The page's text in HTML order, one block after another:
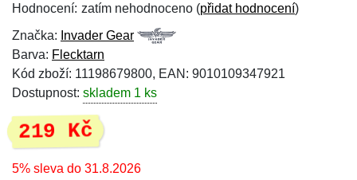
Hodnocení: zatím nehodnoceno (přidat hodnocení)
Značka: Invader Gear
Barva: Flecktarn
Kód zboží: 11198679800, EAN: 9010109347921
Dostupnost: skladem 1 ks
219 Kč
5% sleva do 31.8.2026